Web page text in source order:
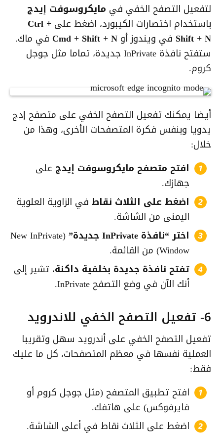
لتفعيل التصفح الخفي في مايكروسوفت إيدج
باستخدام اختصارات الكيبورد، اضغط على Ctrl +
Shift + N في ويندوز أو Cmd + Shift + N في ماك.
ستفتح نافذة InPrivate جديدة، تماما مثل جوجل
كروم.
أيضا يمكنك تفعيل التصفح الخفي على متصفح إدج
يدويا وبنفس فكرة المتصفحات الأخرى، وهذا من
خلال:
افتح متصفح مايكروسوفت إيدج على
جهازك.
اضغط على الثلاث نقاطفي الزاوية العلوية
اليمنى من الشاشة.
اختر “نافذة InPrivate جديدة”
(New InPrivate
Window) من القائمة.
تفتح نافذة جديدة بخلفية داكنة، تشير إلى
أنك الآن في وضع التصفح InPrivate.
6- تفعيل التصفح الخفي للاندرويد
تفعيل التصفح الخفي على أندرويد سهل وتقريبا
العملية نفسها في معظم المتصفحات، كل ما عليك
فقط:
افتح تطبيق المتصفح (مثل جوجل كروم أو
فايرفوكس) على هاتفك.
اضغط على الثلاث نقاط في أعلى الشاشة.